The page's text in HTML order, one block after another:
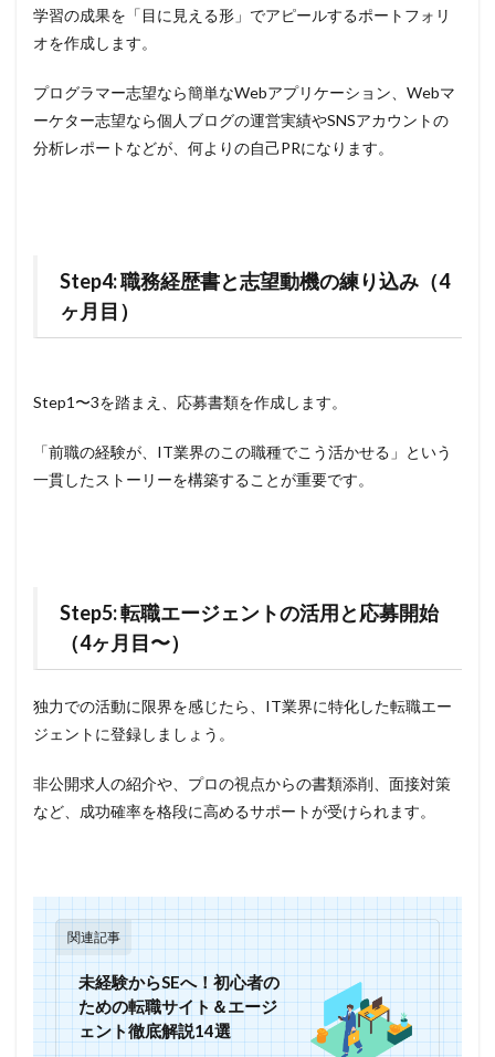
学習の成果を「目に見える形」でアピールするポートフォリ
オを作成します。
プログラマー志望なら簡単なWebアプリケーション、Webマ
ーケター志望なら個人ブログの運営実績やSNSアカウントの
分析レポートなどが、何よりの自己PRになります。
Step4: 職務経歴書と志望動機の練り込み（4
ヶ月目）
Step1〜3を踏まえ、応募書類を作成します。
「前職の経験が、IT業界のこの職種でこう活かせる」という
一貫したストーリーを構築することが重要です。
Step5: 転職エージェントの活用と応募開始
（4ヶ月目〜）
独力での活動に限界を感じたら、IT業界に特化した転職エー
ジェントに登録しましょう。
非公開求人の紹介や、プロの視点からの書類添削、面接対策
など、成功確率を格段に高めるサポートが受けられます。
関連記事
未経験からSEへ！初心者の
ための転職サイト＆エージ
ェント徹底解説14選